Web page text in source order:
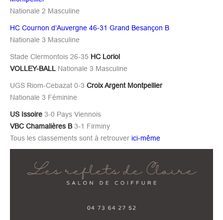
Nationale 2 Masculine
HC Cournon d’Auvergne 46-31 Grand Besançon B
Nationale 3 Masculine
Stade Clermontois 26-35 HC Loriol
VOLLEY-BALL Nationale 3 Masculine
UGS Riom-Cebazat 0-3 Croix Argent Montpellier
Nationale 3 Féminine
US Issoire 3-0 Pays Viennois
VBC Chamalières B3-1 Firminy
Tous les classements sont à retrouver ici-même